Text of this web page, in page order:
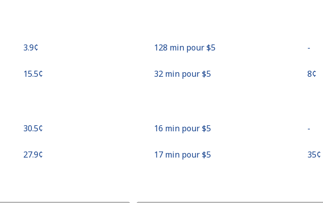
⁦3.9¢⁩ 128 min pour ⁦$5⁩ -
⁦15.5¢⁩ 32 min pour ⁦$5⁩ ⁦8¢⁩
⁦30.5¢⁩ 16 min pour ⁦$5⁩ -
⁦27.9¢⁩ 17 min pour ⁦$5⁩ ⁦35¢⁩